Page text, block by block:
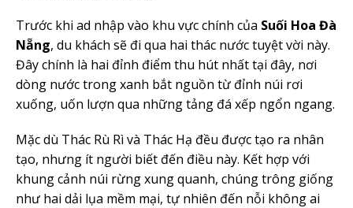
Trước khi ad nhập vào khu vực chính của Suối Hoa Đà
Nẵng, du khách sẽ đi qua hai thác nước tuyệt vời này.
Đây chính là hai đỉnh điểm thu hút nhất tại đây, nơi
dòng nước trong xanh bắt nguồn từ đỉnh núi rơi
xuống, uốn lượn qua những tảng đá xếp ngổn ngang.
Mặc dù Thác Rù Rì và Thác Hạ đều được tạo ra nhân
tạo, nhưng ít người biết đến điều này. Kết hợp với
khung cảnh núi rừng xung quanh, chúng trông giống
như hai dải lụa mềm mại, tự nhiên đến nỗi không ai